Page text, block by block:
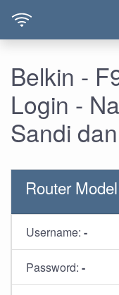
Belkin -
Login -
Sandi
Router
Username: -
Password: -